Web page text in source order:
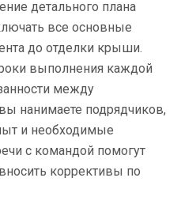
детального плана
все основные
до отделки крыши.
выполнения каждой
между
нанимаете подрядчиков,
и необходимые
с командой помогут
коррективы по